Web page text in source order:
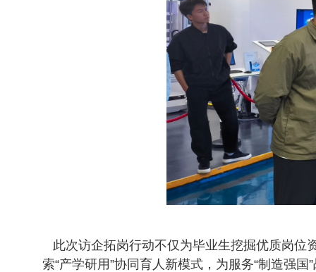
此次访企拓岗行动不仅为毕业生挖掘优质岗位
索“产学研用”协同育人新模式，为服务“制造强国